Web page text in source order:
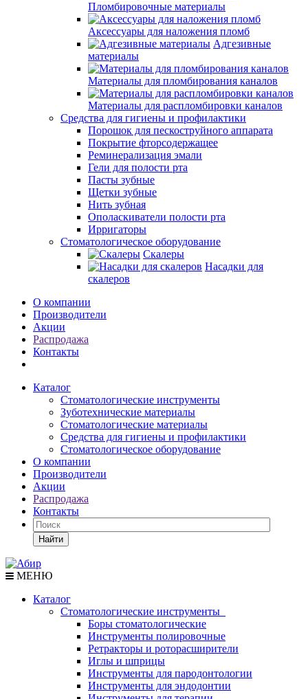
Пломбировочные материалы
Аксессуары для наложения пломб
Адгезивные
материалы
Материалы для пломбирования каналов
Материалы для распломбировки каналов
Средства для гигиены и профилактики
Порошок для пескоструйного аппарата
Покрытие фторсодержащее
Реминерализация эмали
Гели для полости рта
Пасты зубные
Щетки зубные
Нить зубная
Ополаскиватели полости рта
Ирригаторы
Стоматологическое оборудование
Скалеры
Насадки для
скалеров
О компании
Производители
Акции
Распродажа
Контакты
Каталог
Стоматологические инструменты
Зуботехнические материалы
Стоматологические материалы
Средства для гигиены и профилактики
Стоматологическое оборудование
О компании
Производители
Акции
Распродажа
Контакты
Найти
МЕНЮ
Каталог
Стоматологические инструменты
Боры стоматологические
Инструменты полировочные
Ретракторы и роторасширители
Иглы и шприцы
Инструменты для пародонтологии
Инструменты для эндодонтии